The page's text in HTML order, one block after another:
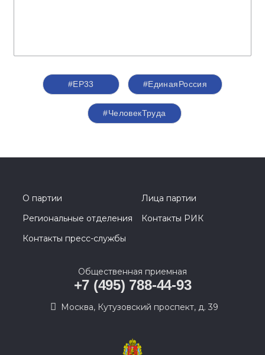
#ЕР33 #‎ЕдинаяРоссия
#ЧеловекТруда
О партии
Лица партии
Региональные отделения
Контакты РИК
Контакты пресс-службы
Общественная приемная
+7 (495) 788-44-93
Москва, Кутузовский проспект, д. 39